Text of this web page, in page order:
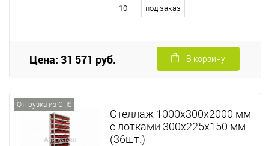
10 под заказ
Цена: 31 571 руб. В корзину
Отгрузка из СПб
Стеллаж 1000х300х2000 мм
с лотками 300х225х150 мм
(36шт.)